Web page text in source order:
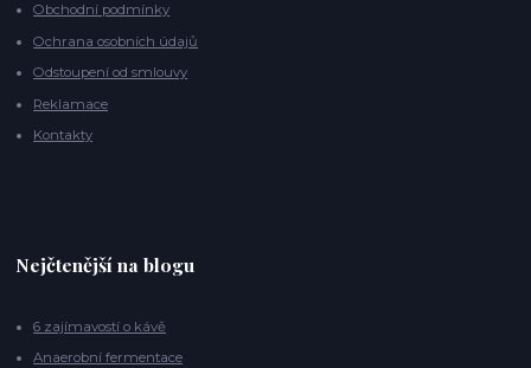
Obchodní podmínky
Ochrana osobních údajů
Odstoupení od smlouvy
Reklamace
Kontakty
Nejčtenější na blogu
6 zajímavostí o kávě
Anaerobní fermentace